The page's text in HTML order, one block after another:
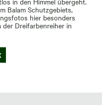
Balam Schutzgebiets,
hier besonders
Dreifarbenreiher in